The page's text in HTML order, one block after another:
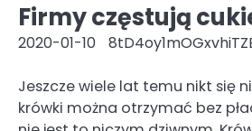
Firmy częstują
2020-01-10
Jeszcze wiele lat temu nikt się
krówki można otrzymać bez